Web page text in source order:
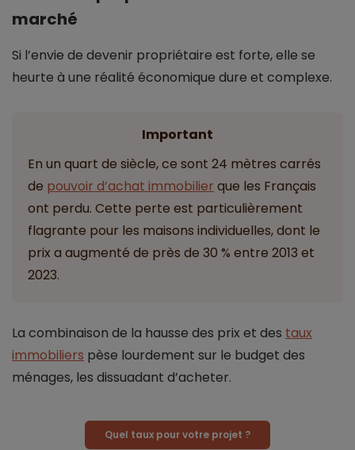
marché
Si l’envie de devenir propriétaire est forte, elle se
heurte à une réalité économique dure et complexe.
Important
En un quart de siècle, ce sont 24 mètres carrés
de pouvoir d’achat immobilier que les Français
ont perdu. Cette perte est particulièrement
flagrante pour les maisons individuelles, dont le
prix a augmenté de près de 30 % entre 2013 et
2023.
La combinaison de la hausse des prix et des taux
immobiliers pèse lourdement sur le budget des
ménages, les dissuadant d’acheter.
Quel taux pour votre projet ?